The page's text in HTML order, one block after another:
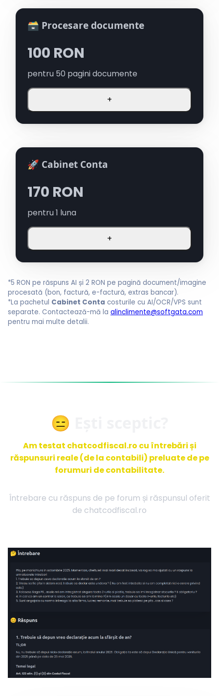
🗃️ Procesare documente
100 RON
pentru 50 pagini documente
+
🚀 Cabinet Conta
170 RON
pentru1 luna
+
*5 RON pe răspuns AI și 2 RON pe pagină document/imagine
procesată (bon, factură, e-factură, extras bancar).
*La pachetul Cabinet Conta costurile cu AI/OCR/VPS sunt
separate. Contactează-mă la alinclimente@softgata.com
pentru mai multe detalii.
😑 Ești sceptic?
Am testat chatcodfiscal.ro cu întrebări și
răspunsuri reale (de la contabili) preluate de pe
forumuri de contabilitate.
Întrebare cu răspuns de pe forum și răspunsul oferit
de chatcodfiscal.ro